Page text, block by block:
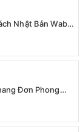
Nhật Bản Wabi-
Đơn Phong